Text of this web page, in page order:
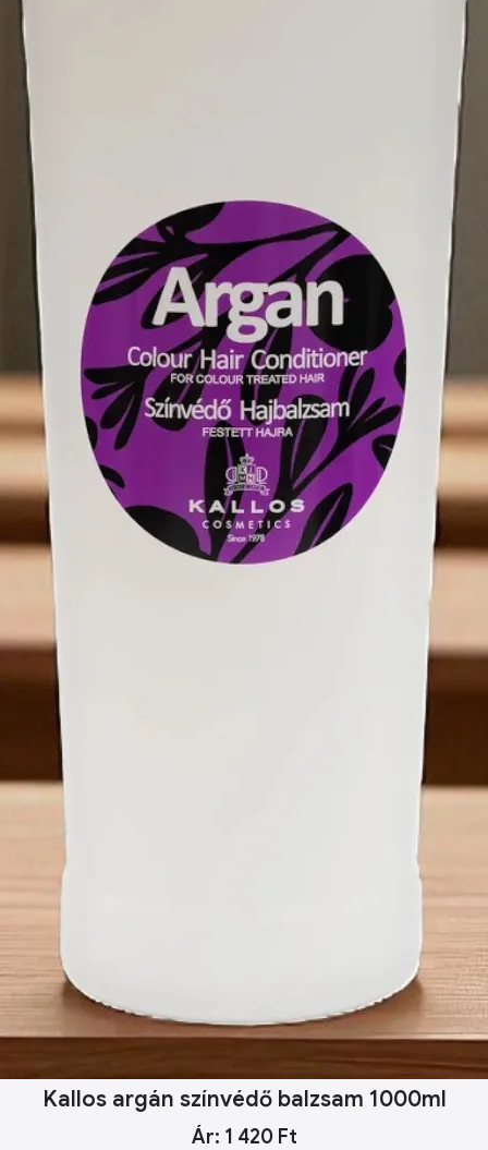
Kallos argán színvédő balzsam 1000ml
Ár: 1 420 Ft